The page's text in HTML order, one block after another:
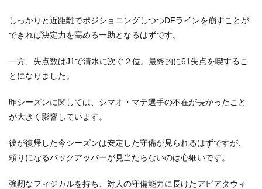
しっかりと近距離でポジショニングしつつDFラインを崩すことが
できれば決定力を高める一助となるはずです。
一方、失点数はJ1で清水に次ぐ２位。最終的に61失点を喫するこ
とになりました。
昨シーズンに関しては、シマオ・マテ選手の不在が長かったこと
が大きく影響しています。
彼が復帰した今シーズンは安定した守備が見られるはずですが、
頼りになるバックアッパーが見当たらないのは心細いです。
強靭なフィジカルを持ち、対人の守備能力に長けたアピアタウィ